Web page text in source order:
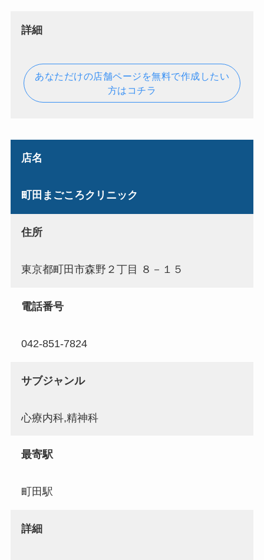
詳細
あなただけの店舗ページを無料で作成したい
方はコチラ
店名
町田まごころクリニック
住所
東京都町田市森野２丁目 ８－１５
電話番号
042-851-7824
サブジャンル
心療内科,精神科
最寄駅
町田駅
詳細